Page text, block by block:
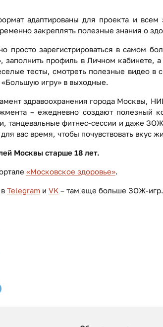
адаптированы для проекта и
закреплять полезные знания о
просто зарегистрироваться в самом
заполнить профиль в Личном кабинете,
тесты, смотреть полезные видео в
«Большую игру» в выходные.
здравоохранения города Москвы,
– ежедневно создают полезный
танцевальные фитнес-сессии и даже
вас время, чтобы почувствовать вкус
Москвы старше 18 лет.
«Московское здоровье».
Telegram и VK – там еще больше ЗОЖ-игр.